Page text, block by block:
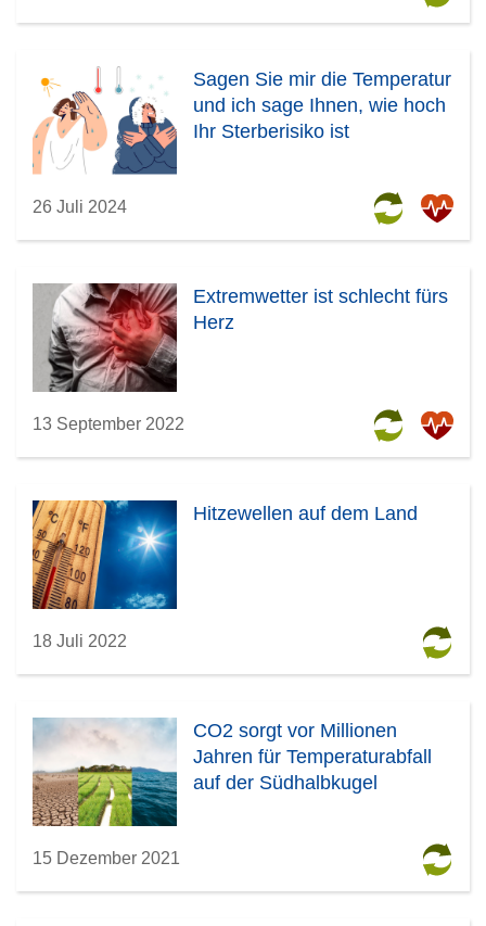
Sagen Sie mir die Temperatur
und ich sage Ihnen, wie hoch
Ihr Sterberisiko ist
26 Juli 2024
Extremwetter ist schlecht fürs
Herz
13 September 2022
Hitzewellen auf dem Land
18 Juli 2022
CO2 sorgt vor Millionen
Jahren für Temperaturabfall
auf der Südhalbkugel
15 Dezember 2021